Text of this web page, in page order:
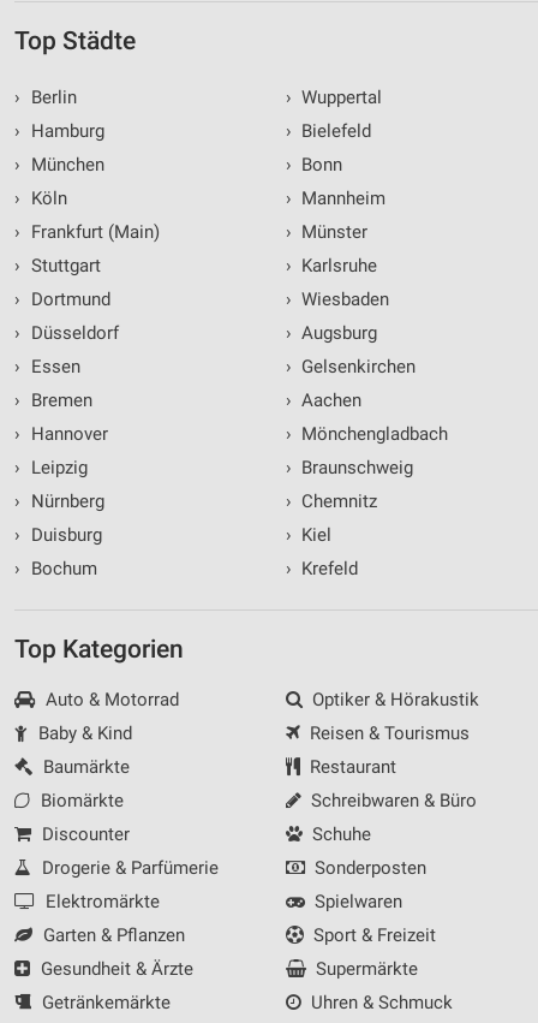
Top Städte
›
Berlin
›
Hamburg
›
München
›
Köln
›
Frankfurt (Main)
› Stuttgart
›
Dortmund
›
Düsseldorf
›
Essen
›
Bremen
›
Hannover
›
Leipzig
›
Nürnberg
›
Duisburg
›
Bochum
› Wuppertal
› Bielefeld
› Bonn
› Mannheim
› Münster
› Karlsruhe
› Wiesbaden
› Augsburg
› Gelsenkirchen
› Aachen
› Mönchengladbach
› Braunschweig
› Chemnitz
› Kiel
› Krefeld
Top Kategorien
Auto & Motorrad
Baby & Kind
Baumärkte
Biomärkte
Discounter
Drogerie & Parfümerie
Elektromärkte
Garten & Pflanzen
Gesundheit & Ärzte
Getränkemärkte
Optiker & Hörakustik
Reisen & Tourismus
Restaurant
Schreibwaren & Büro
Schuhe
Sonderposten
Spielwaren
Sport & Freizeit
Supermärkte
Uhren & Schmuck